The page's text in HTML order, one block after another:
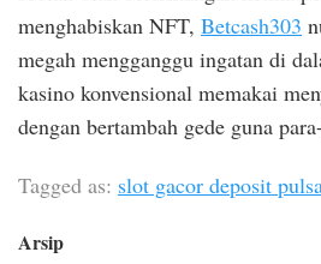
menghabiskan NFT, Betcash303
megah mengganggu ingatan di
kasino konvensional memakai
dengan bertambah gede guna
Tagged as: slot gacor deposit
Arsip